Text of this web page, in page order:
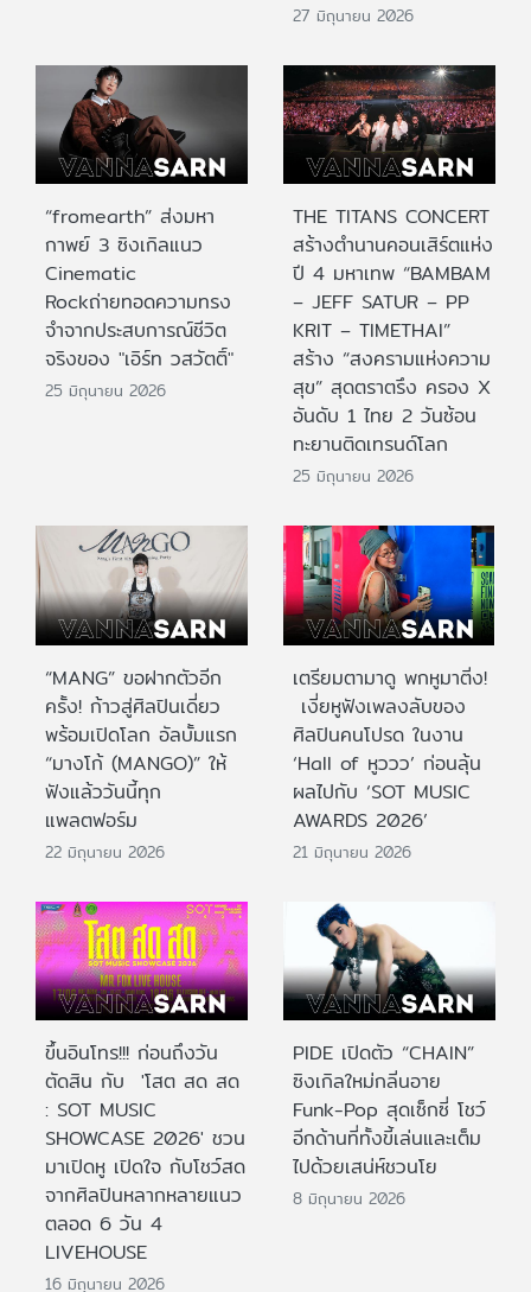
27 มิถุนายน 2026
“fromearth” ส่งมหา
กาพย์ 3 ซิงเกิลแนว
Cinematic
Rockถ่ายทอดความทรง
จำจากประสบการณ์ชีวิต
จริงของ "เอิร์ท วสวัตติ์"
25 มิถุนายน 2026
THE TITANS CONCERT
สร้างตำนานคอนเสิร์ตแห่ง
ปี 4 มหาเทพ “BAMBAM
– JEFF SATUR – PP
KRIT – TIMETHAI”
สร้าง “สงครามแห่งความ
สุข” สุดตราตรึง ครอง X
อันดับ 1 ไทย 2 วันซ้อน
ทะยานติดเทรนด์โลก
25 มิถุนายน 2026
“MANG” ขอฝากตัวอีก
ครั้ง! ก้าวสู่ศิลปินเดี่ยว
พร้อมเปิดโลก อัลบั้มแรก
“มางโก้ (MANGO)” ให้
ฟังแล้ววันนี้ทุก
แพลตฟอร์ม
22 มิถุนายน 2026
เตรียมตามาดู พกหูมาติ่ง!
เงี่ยหูฟังเพลงลับของ
ศิลปินคนโปรด ในงาน
‘Hall of หูววว’ ก่อนลุ้น
ผลไปกับ ‘SOT MUSIC
AWARDS 2026’
21 มิถุนายน 2026
ขึ้นอินโทร!!! ก่อนถึงวัน
ตัดสิน กับ 'โสต สด สด
: SOT MUSIC
SHOWCASE 2026' ชวน
มาเปิดหู เปิดใจ กับโชว์สด
จากศิลปินหลากหลายแนว
ตลอด 6 วัน 4
LIVEHOUSE
16 มิถุนายน 2026
PIDE เปิดตัว “CHAIN”
ซิงเกิลใหม่กลิ่นอาย
Funk-Pop สุดเซ็กซี่ โชว์
อีกด้านที่ทั้งขี้เล่นและเต็ม
ไปด้วยเสน่ห์ชวนโย
8 มิถุนายน 2026